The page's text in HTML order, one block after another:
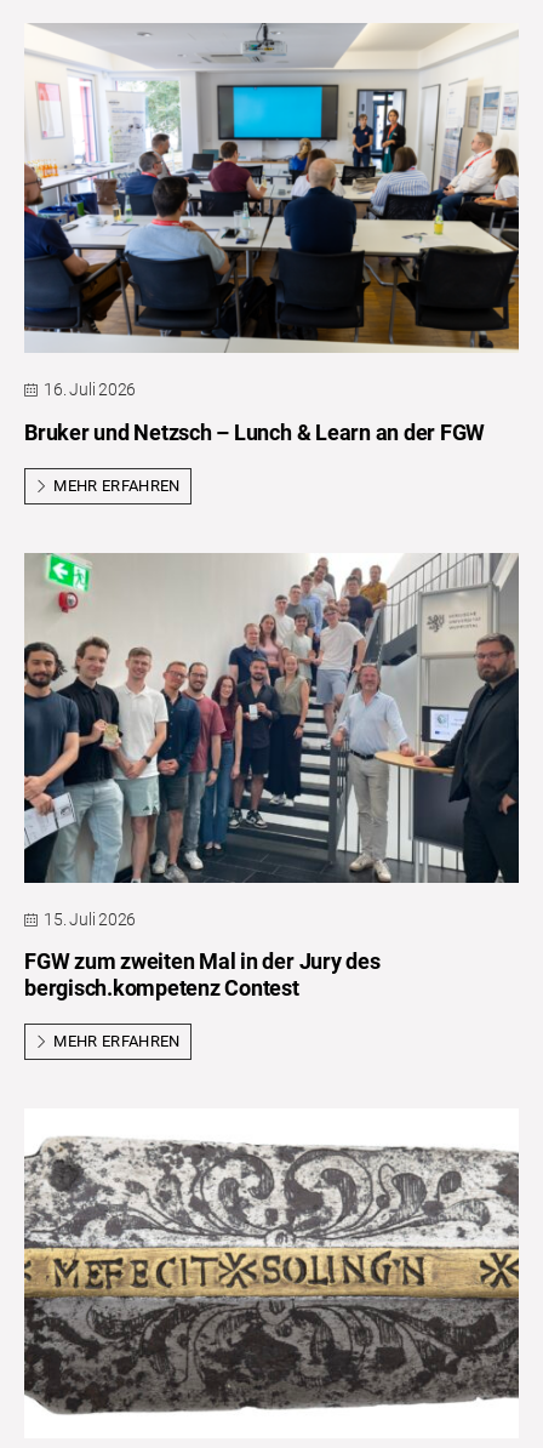
16. Juli 2026
Bruker und Netzsch – Lunch & Learn an der FGW
MEHR ERFAHREN
15. Juli 2026
FGW zum zweiten Mal in der Jury des
bergisch.kompetenz Contest
MEHR ERFAHREN